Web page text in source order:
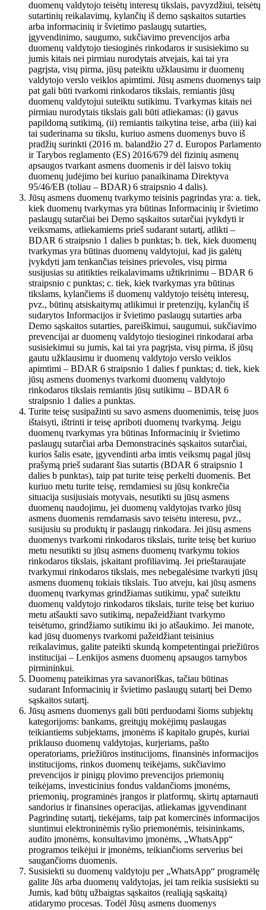
duomenų valdytojo teisėtų interesų tikslais, pavyzdžiui, teisėtų
sutartinių reikalavimų, kylančių iš demo sąskaitos sutarties
arba informacinių ir švietimo paslaugų sutarties,
įgyvendinimo, saugumo, sukčiavimo prevencijos arba
duomenų valdytojo tiesioginės rinkodaros ir susisiekimo su
jumis kitais nei pirmiau nurodytais atvejais, kai tai yra
pagrįsta, visų pirma, jūsų pateiktu užklausimu ir duomenų
valdytojo verslo veiklos apimtimi. Jūsų asmens duomenys taip
pat gali būti tvarkomi rinkodaros tikslais, remiantis jūsų
duomenų valdytojui suteiktu sutikimu. Tvarkymas kitais nei
pirmiau nurodytais tikslais gali būti atliekamas: (i) gavus
papildomą sutikimą, (ii) remiantis taikytina teise, arba (iii) kai
tai suderinama su tikslu, kuriuo asmens duomenys buvo iš
pradžių surinkti (2016 m. balandžio 27 d. Europos Parlamento
ir Tarybos reglamento (ES) 2016/679 dėl fizinių asmenų
apsaugos tvarkant asmens duomenis ir dėl laisvo tokių
duomenų judėjimo bei kuriuo panaikinama Direktyva
95/46/EB (toliau – BDAR) 6 straipsnio 4 dalis).
Jūsų asmens duomenų tvarkymo teisinis pagrindas yra: a. tiek,
kiek duomenų tvarkymas yra būtinas Informacinių ir švietimo
paslaugų sutarčiai bei Demo sąskaitos sutarčiai įvykdyti ir
veiksmams, atliekamiems prieš sudarant sutartį, atlikti –
BDAR 6 straipsnio 1 dalies b punktas; b. tiek, kiek duomenų
tvarkymas yra būtinas duomenų valdytojui, kad jis galėtų
įvykdyti jam tenkančias teisines prievoles, visų pirma
susijusias su atitikties reikalavimams užtikrinimu – BDAR 6
straipsnio c punktas; c. tiek, kiek tvarkymas yra būtinas
tikslams, kylančiems iš duomenų valdytojo teisėtų interesų,
pvz., būtinų atsiskaitymų atlikimui ir pretenzijų, kylančių iš
sudarytos Informacijos ir švietimo paslaugų sutarties arba
Demo sąskaitos sutarties, pareiškimui, saugumui, sukčiavimo
prevencijai ar duomenų valdytojo tiesioginei rinkodarai arba
susisiekimui su jumis, kai tai yra pagrįsta, visų pirma, iš jūsų
gautu užklausimu ir duomenų valdytojo verslo veiklos
apimtimi – BDAR 6 straipsnio 1 dalies f punktas; d. tiek, kiek
jūsų asmens duomenys tvarkomi duomenų valdytojo
rinkodaros tikslais remiantis jūsų sutikimu – BDAR 6
straipsnio 1 dalies a punktas.
Turite teisę susipažinti su savo asmens duomenimis, teisę juos
ištaisyti, ištrinti ir teisę apriboti duomenų tvarkymą. Jeigu
duomenų tvarkymas yra būtinas Informacinių ir švietimo
paslaugų sutarčiai arba Demonstracinės sąskaitos sutarčiai,
kurios šalis esate, įgyvendinti arba imtis veiksmų pagal jūsų
prašymą prieš sudarant šias sutartis (BDAR 6 straipsnio 1
dalies b punktas), taip pat turite teisę perkelti duomenis. Bet
kuriuo metu turite teisę, remdamiesi su jūsų konkrečia
situacija susijusiais motyvais, nesutikti su jūsų asmens
duomenų naudojimu, jei duomenų valdytojas tvarko jūsų
asmens duomenis remdamasis savo teisėtu interesu, pvz.,
susijusiu su produktų ir paslaugų rinkodara. Jei jūsų asmens
duomenys tvarkomi rinkodaros tikslais, turite teisę bet kuriuo
metu nesutikti su jūsų asmens duomenų tvarkymu tokios
rinkodaros tikslais, įskaitant profiliavimą. Jei prieštaraujate
tvarkymui rinkodaros tikslais, mes nebegalėsime tvarkyti jūsų
asmens duomenų tokiais tikslais. Tuo atveju, kai jūsų asmens
duomenų tvarkymas grindžiamas sutikimu, ypač suteiktu
duomenų valdytojo rinkodaros tikslais, turite teisę bet kuriuo
metu atšaukti savo sutikimą, nepažeidžiant tvarkymo
teisėtumo, grindžiamo sutikimu iki jo atšaukimo. Jei manote,
kad jūsų duomenys tvarkomi pažeidžiant teisinius
reikalavimus, galite pateikti skundą kompetentingai priežiūros
institucijai – Lenkijos asmens duomenų apsaugos tarnybos
pirmininkui.
Duomenų pateikimas yra savanoriškas, tačiau būtinas
sudarant Informacinių ir švietimo paslaugų sutartį bei Demo
sąskaitos sutartį.
Jūsų asmens duomenys gali būti perduodami šioms subjektų
kategorijoms: bankams, greitųjų mokėjimų paslaugas
teikiantiems subjektams, įmonėms iš kapitalo grupės, kuriai
priklauso duomenų valdytojas, kurjeriams, pašto
operatoriams, priežiūros institucijoms, finansinės informacijos
institucijoms, rinkos duomenų teikėjams, sukčiavimo
prevencijos ir pinigų plovimo prevencijos priemonių
teikėjams, investicinius fondus valdančioms įmonėms,
priemonių, programinės įrangos ir platformų, skirtų aptarnauti
sandorius ir finansines operacijas, atliekamas įgyvendinant
Pagrindinę sutartį, tiekėjams, taip pat komercinės informacijos
siuntimui elektroninėmis ryšio priemonėmis, teisininkams,
audito įmonėms, konsultavimo įmonėms, „WhatsApp“
programos teikėjui ir įmonėms, teikiančioms serverius bei
saugančioms duomenis.
Susisiekti su duomenų valdytoju per „WhatsApp“ programėlę
galite Jūs arba duomenų valdytojas, jei tam reikia susisiekti su
Jumis, kad būtų užbaigtas sąskaitos (realiąją sąskaitą)
atidarymo procesas. Todėl Jūsų asmens duomenys